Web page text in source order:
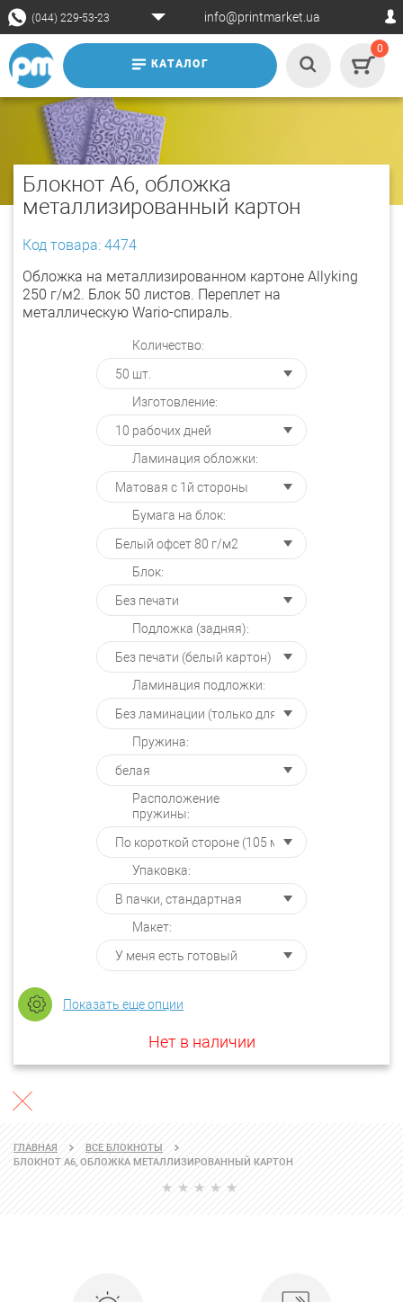
(044) 229-53-23 info@printmarket.ua
КАТАЛОГ
0
Блокнот А6, обложка
металлизированный картон
Код товара: 4474
Обложка на металлизированном картоне Allyking
250 г/м2. Блок 50 листов. Переплет на
металлическую Wario-спираль.
Количество:
Изготовление:
Ламинация обложки:
Бумага на блок:
Блок:
Подложка (задняя):
Ламинация подложки:
Пружина:
Расположение
пружины:
Упаковка:
Макет:
Показать еще опции
Нет в наличии
ГЛАВНАЯ
ВСЕ БЛОКНОТЫ
БЛОКНОТ А6, ОБЛОЖКА МЕТАЛЛИЗИРОВАННЫЙ КАРТОН